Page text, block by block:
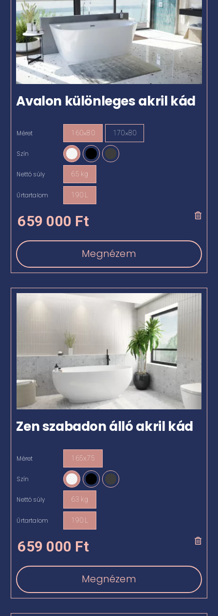
Avalon különleges akril kád
Méret 160×80 170×80
Szín
Nettó súly 65 kg
Űrtartalom 190 L
659 000 Ft
Megnézem
Zen szabadon álló akril kád
Méret 165x75
Szín
Nettó súly 63 kg
Űrtartalom 190 L
659 000 Ft
Megnézem